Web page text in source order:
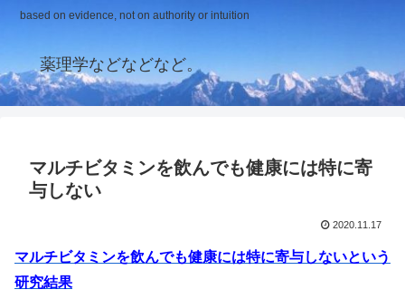
based on evidence, not on authority or intuition
薬理学などなどなど。
マルチビタミンを飲んでも健康には特に寄
与しない
2020.11.17
マルチビタミンを飲んでも健康には特に寄与しないという
研究結果